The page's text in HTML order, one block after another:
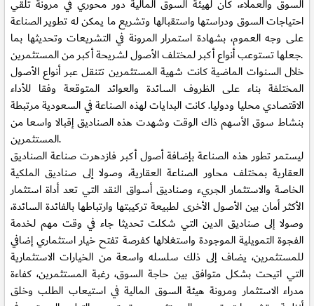
السوق والعملاء، كان لهيئة السوق المالية دور محوري في مرونة تلقي
احتياجات السوق ودراستها واستقبالها وتشريع ما يمكن له تطوير الصناعة
على وجه العموم، بشهادة استمرار المرونة في التشريعات وتحديثها بما
جعلها تستوعب أنواع أكبر لمختلف الأصول لشريحة أكبر من المستثمرين.
خلال السنوات الماضية كانت شهية المستثمرين تتنقل عبر أنواع الأصول
المختلفة بناء على الظروف السائدة والعوائد المتوقعة وفقا للأداء
الاقتصادي محليا ودوليا. كانت البدايات لهذه الصناعة في السعودية مرتبطة
بنشاط سوق الأسهم ذاك الوقت وشهدت هذه الصناديق إقبالا واسعا من
المستثمرين.
ليستمر تطور هذه الصناعة بإضافة أصول أكبر فازدهرت صناعة الصناديق
العقارية بمختلف محاور الصناعة العقارية، وصولا إلى صناديق الملكية
الخاصة والاستثمار الجريء وصناديق أسواق النقد التي تعد أداة استثمار
الأكثر أمان بين الأصول الأخرى لطبيعة تركيبتها وارتباطها بالفائدة السائدة،
وصولا إلى صناديق الدين التي شكلت تحديثا جاء في وقت مهم لخدمة
الفجوة التمويلية الموجودة واستغلالها كفرصة تفتح خيار استثماري إضافي
للمستثمرين، يضاف إلى ذلك سلسله واسعة من الخيارات الاستثمارية
التي اتيحت بشكل متوافق بين حاجة السوق، رغبة المستثمرين، كفاءة
مدراء الاستثمار ومرونة هيئة السوق المالية في استيعاب الطلب وخلق